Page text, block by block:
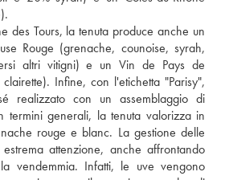
des Tours, la tenuta produce anche un
Rouge (grenache, counoise, syrah,
altri vitigni) e un Vin de Pays de
Infine, con l'etichetta "Parisy",
realizzato con un assemblaggio di
termini generali, la tenuta valorizza in
rouge e blanc. La gestione delle
attenzione, anche affrontando
vendemmia. Infatti, le uve vengono